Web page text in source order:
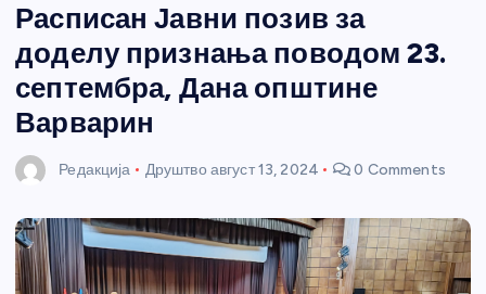
и портал
Расписан Јавни позив за
доделу признања поводом 23.
септембра, Дана општине
Варварин
Редакција Друштво август 13, 2024 0 Comments